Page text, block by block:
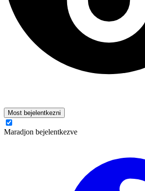
Most bejelentkezni
Maradjon bejelentkezve